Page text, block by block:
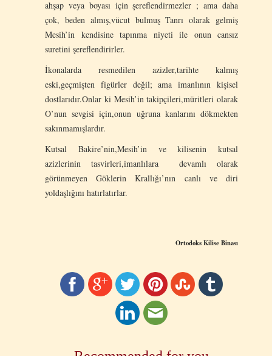
ahşap veya boyası için şereflendirmezler ; ama daha
çok, beden almış,vücut bulmuş Tanrı olarak gelmiş
Mesih’in kendisine tapınma niyeti ile onun cansız
suretini şereflendirirler.
İkonalarda resmedilen azizler,tarihte kalmış
eski,geçmişten figürler değil; ama imanlının kişisel
dostlarıdır.Onlar ki Mesih’in takipçileri,müritleri olarak
O’nun sevgisi için,onun uğruna kanlarını dökmekten
sakınmamışlardır.
Kutsal Bakire’nin,Mesih’in ve kilisenin kutsal
azizlerinin tasvirleri,imanlılara devamlı olarak
görünmeyen Göklerin Krallığı’nın canlı ve diri
yoldaşlığını hatırlatırlar.
Ortodoks Kilise Binası